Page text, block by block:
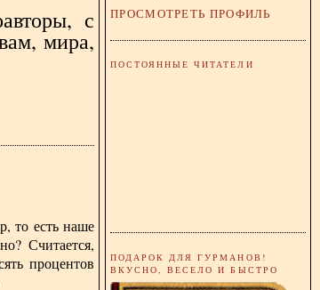
с
мира,
то есть наше
Считается,
процентов
ПРОСМОТРЕТЬ ПРОФИЛЬ
ПОСТОЯННЫЕ ЧИТАТЕЛИ
ПОДАРОК ДЛЯ ГУРМАНОВ!
ВКУСНО, ВЕСЕЛО И БЫСТРО